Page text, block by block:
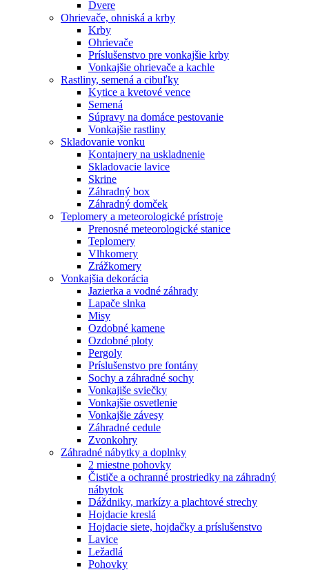
Dvere
Ohrievače, ohniská a krby
Krby
Ohrievače
Príslušenstvo pre vonkajšie krby
Vonkajšie ohrievače a kachle
Rastliny, semená a cibuľky
Kytice a kvetové vence
Semená
Súpravy na domáce pestovanie
Vonkajšie rastliny
Skladovanie vonku
Kontajnery na uskladnenie
Skladovacie lavice
Skrine
Záhradný box
Záhradný domček
Teplomery a meteorologické prístroje
Prenosné meteorologické stanice
Teplomery
Vlhkomery
Zrážkomery
Vonkajšia dekorácia
Jazierka a vodné záhrady
Lapače slnka
Misy
Ozdobné kamene
Ozdobné ploty
Pergoly
Príslušenstvo pre fontány
Sochy a záhradné sochy
Vonkajiše sviečky
Vonkajšie osvetlenie
Vonkajšie závesy
Záhradné cedule
Zvonkohry
Záhradné nábytky a doplnky
2 miestne pohovky
Čističe a ochranné prostriedky na záhradný
nábytok
Dáždniky, markízy a plachtové strechy
Hojdacie kreslá
Hojdacie siete, hojdačky a príslušenstvo
Lavice
Ležadlá
Pohovky